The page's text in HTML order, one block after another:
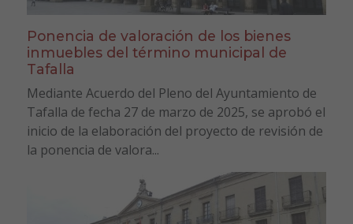
Ponencia de valoración de los bienes
inmuebles del término municipal de
Tafalla
Mediante Acuerdo del Pleno del Ayuntamiento de
Tafalla de fecha 27 de marzo de 2025, se aprobó el
inicio de la elaboración del proyecto de revisión de
la ponencia de valora...